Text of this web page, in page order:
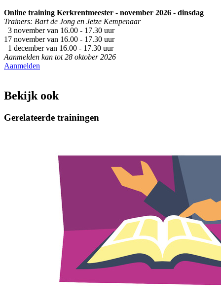
Online training Kerkrentmeester - november 2026 - dinsdag
Trainers: Bart de Jong en Jetze Kempenaar
3 november van 16.00 - 17.30 uur
17 november van 16.00 - 17.30 uur
1 december van 16.00 - 17.30 uur
Aanmelden kan tot 28 oktober 2026
Aanmelden
Bekijk ook
Gerelateerde trainingen